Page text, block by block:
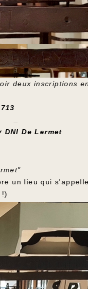
deux inscriptions
De Lermet
un lieu qui s'appelle
!)